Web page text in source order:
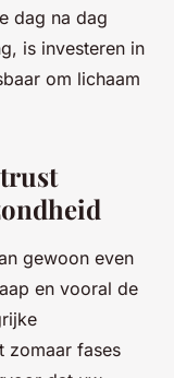
dag na dag
is investeren in
om lichaam
gewoon even
en vooral de
zomaar fases